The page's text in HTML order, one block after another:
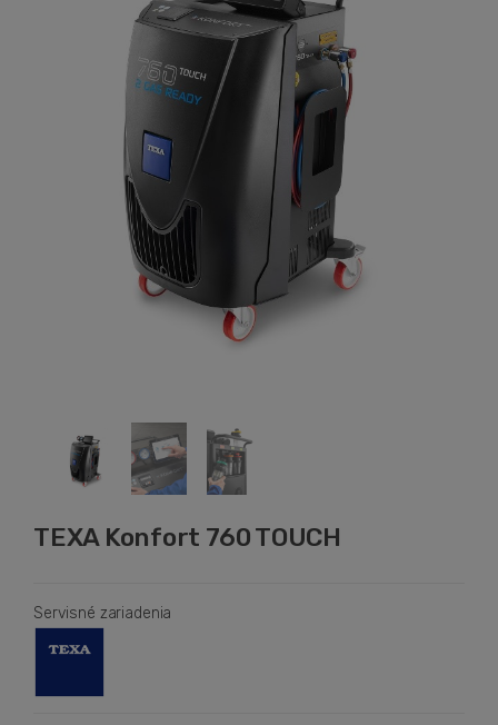
TEXA Konfort 760 TOUCH
Servisné zariadenia